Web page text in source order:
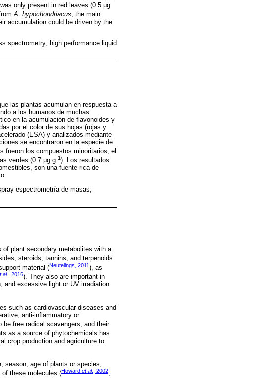
only present in red leaves (0.5 μg
A. hypochondriacus, the main
accumulation could be driven by the
spectrometry; high performance liquid
las plantas acumulan en respuesta a
a los humanos de muchas
en la acumulación de flavonoides y
por el color de sus hojas (rojas y
(ESA) y analizados mediante
se encontraron en la especie de
fueron los compuestos minoritarios; el
verdes (0.7 μg g-1). Los resultados
son una fuente rica de
espectrometría de masas;
of plant secondary metabolites with a
steroids, tannins, and terpenoids
material (Neutelings, 2011), as
al., 2016). They also are important in
and excessive light or UV irradiation
such as cardiovascular diseases and
anti-inflammatory or
be free radical scavengers, and their
as a source of phytochemicals has
crop production and agriculture to
season, age of plants or species,
of these molecules (Howard et al., 2002,